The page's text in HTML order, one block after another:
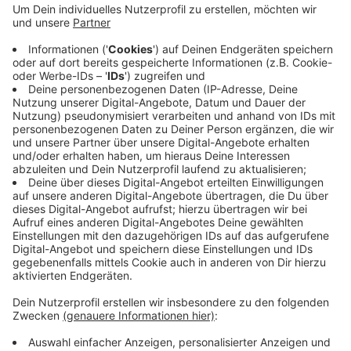
dieses Blut als Spende für alle anderen
Blutgruppen geeignet ist. Blut spenden kann jeder
gesunde Erwachsene ab 18 Jahren, der mehr als 50
Kilogramm wiegt. Wichtig sei, vor der Spende
ausreichend zu essen und zu trinken. Insbesondere
an heißen Tagen wie diesen sollten Spender sehr
viel Flüssigkeit zu sich nehmen, heißt es.Hiergeht
es zu den aktuellen Blutspendeterminen.
Veröffentlicht:Freitag, 14.08.2020 07:04
Anzeige